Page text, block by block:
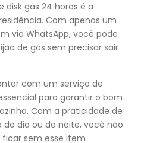
disk gás 24 horas é a
Com apenas um
via WhatsApp, você pode
de gás sem precisar sair
com um serviço de
para garantir o bom
Com a praticidade de
do dia ou da noite, você não
sem esse item